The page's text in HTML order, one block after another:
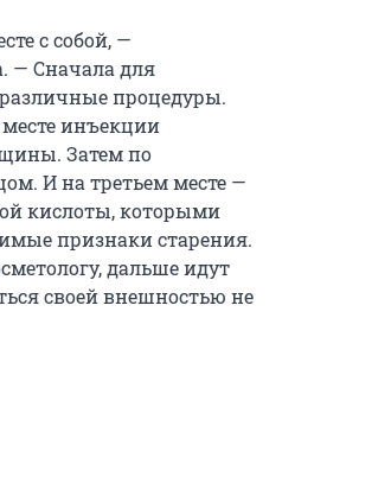
с собой, —
— Сначала для
процедуры.
месте инъекции
Затем по
И на третьем месте —
кислоты, которыми
признаки старения.
дальше идут
своей внешностью не